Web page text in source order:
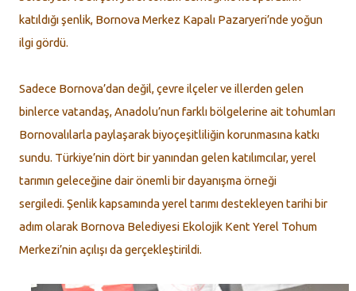
katıldığı şenlik, Bornova Merkez Kapalı Pazaryeri’nde yoğun
ilgi gördü.
Sadece Bornova’dan değil, çevre ilçeler ve illerden gelen
binlerce vatandaş, Anadolu’nun farklı bölgelerine ait tohumları
Bornovalılarla paylaşarak biyoçeşitliliğin korunmasına katkı
sundu. Türkiye’nin dört bir yanından gelen katılımcılar, yerel
tarımın geleceğine dair önemli bir dayanışma örneği
sergiledi. Şenlik kapsamında yerel tarımı destekleyen tarihi bir
adım olarak Bornova Belediyesi Ekolojik Kent Yerel Tohum
Merkezi’nin açılışı da gerçekleştirildi.